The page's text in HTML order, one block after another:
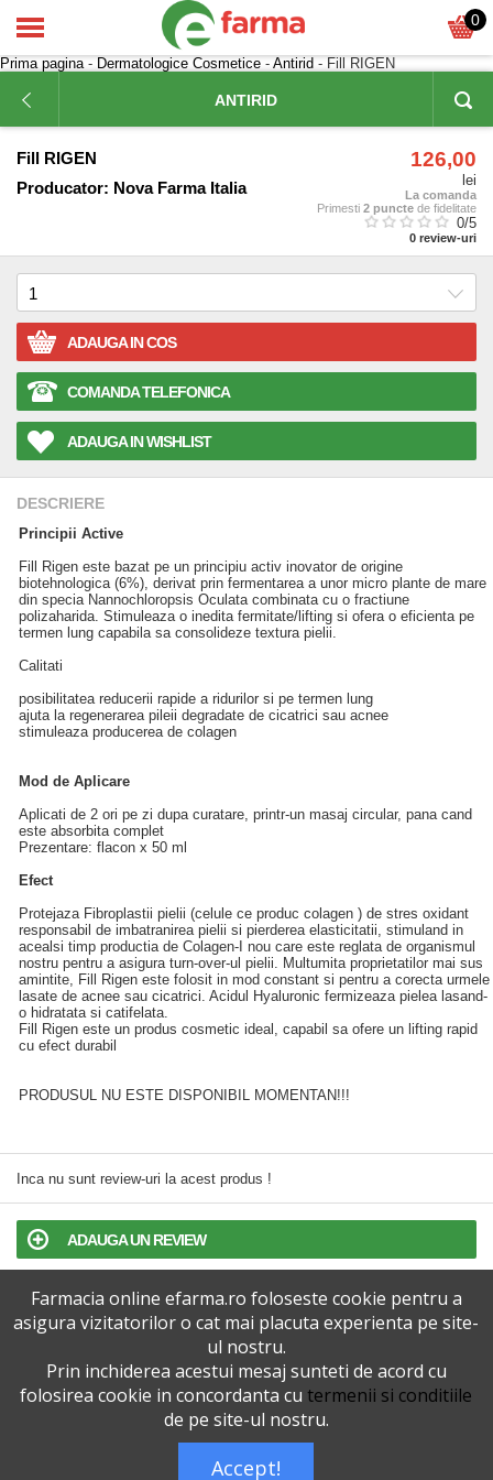
0
Prima pagina- Dermatologice Cosmetice - Antirid - Fill RIGEN
ANTIRID
Fill RIGEN
Producator: Nova Farma Italia
126,00
lei
La comanda
Primesti 2 puncte de fidelitate
0/5
0 review-uri
ADAUGA IN COS
COMANDA TELEFONICA
ADAUGA IN WISHLIST
DESCRIERE
Principii Active
Fill Rigen este bazat pe un principiu activ inovator de origine
biotehnologica (6%), derivat prin fermentarea a unor micro plante de mare
din specia Nannochloropsis Oculata combinata cu o fractiune
polizaharida. Stimuleaza o inedita fermitate/lifting si ofera o eficienta pe
termen lung capabila sa consolideze textura pielii.
Calitati
posibilitatea reducerii rapide a ridurilor si pe termen lung
ajuta la regenerarea pileii degradate de cicatrici sau acnee
stimuleaza producerea de colagen
Mod de Aplicare
Aplicati de 2 ori pe zi dupa curatare, printr-un masaj circular, pana cand
este absorbita complet
Prezentare: flacon x 50 ml
Efect
Protejaza Fibroplastii pielii (celule ce produc colagen ) de stres oxidant
responsabil de imbatranirea pielii si pierderea elasticitatii, stimuland in
acealsi timp productia de Colagen-I nou care este reglata de organismul
nostru pentru a asigura turn-over-ul pielii. Multumita proprietatilor mai sus
amintite, Fill Rigen este folosit in mod constant si pentru a corecta urmele
lasate de acnee sau cicatrici. Acidul Hyaluronic fermizeaza pielea lasand-
o hidratata si catifelata.
Fill Rigen este un produs cosmetic ideal, capabil sa ofere un lifting rapid
cu efect durabil
PRODUSUL NU ESTE DISPONIBIL MOMENTAN!!!
Inca nu sunt review-uri la acest produs !
ADAUGA UN REVIEW
TERMENI SI CONDITII
POLITICA DE CONFIDENTIALITATE
VERSIUNEA DESKTOP
Farmacia online efarma.ro foloseste cookie pentru a
asigura vizitatorilor o cat mai placuta experienta pe site-
ul nostru.
Prin inchiderea acestui mesaj sunteti de acord cu
folosirea cookie in concordanta cu termenii si conditiile
de pe site-ul nostru.
Accept!